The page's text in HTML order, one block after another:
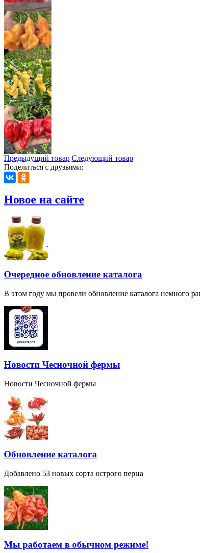
Предыдущий товар Следующий товар
Поделиться с друзьями:
Новое на сайте
Очередное обновление каталога
В этом году мы провели обновление каталога немного
Новости Чесночной фермы
Новости Чесночной фермы
Обновление каталога
Добавлено 53 новых сорта острого перца
Мы работаем в обычном режиме!